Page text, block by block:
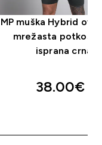
MP muška Hybrid
mrežasta
isprana crna
38.00€‎